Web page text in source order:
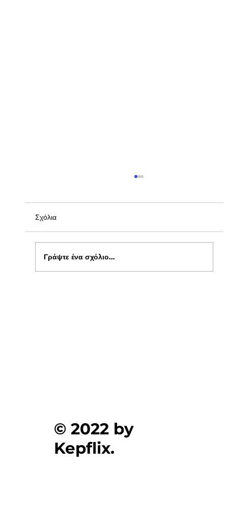
Σχόλια
Γράψτε ένα σχόλιο...
© 2022 by
Kepflix.